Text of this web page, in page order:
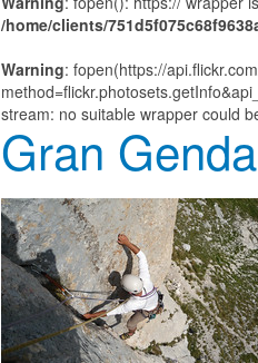
/home/clients/
Warning: fopen(https://
stream: no suitable wrapper could
Gran